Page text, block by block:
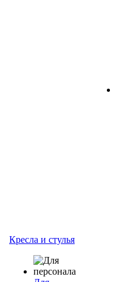
Кресла и стулья